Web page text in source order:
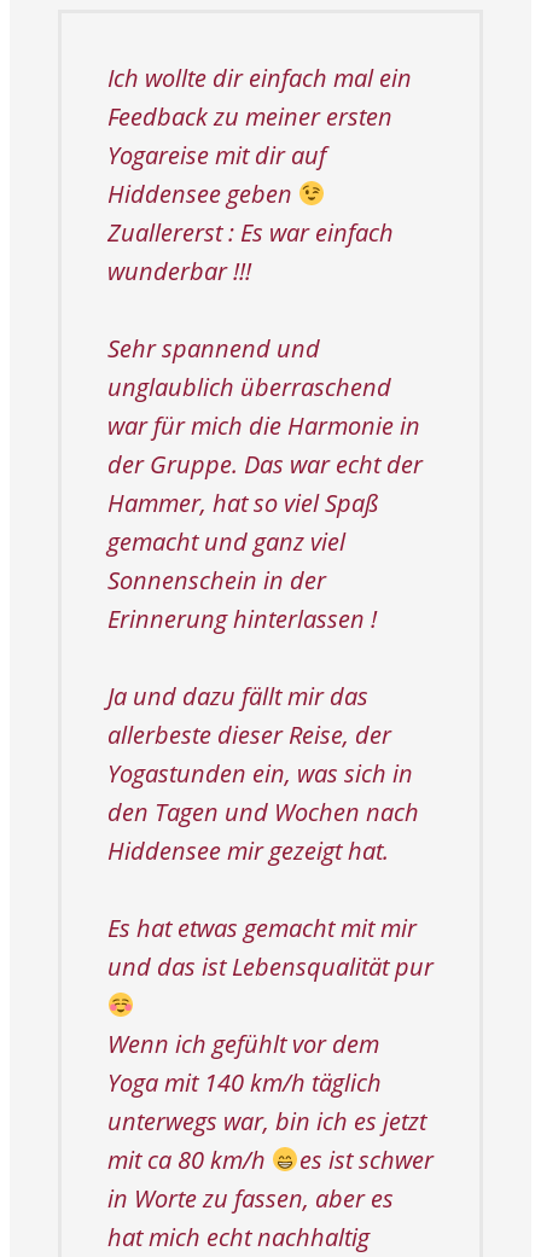
Ich wollte dir einfach mal ein
Feedback zu meiner ersten
Yogareise mit dir auf
Hiddensee geben
Zuallererst : Es war einfach
wunderbar !!!
Sehr spannend und
unglaublich überraschend
war für mich die Harmonie in
der Gruppe. Das war echt der
Hammer, hat so viel Spaß
gemacht und ganz viel
Sonnenschein in der
Erinnerung hinterlassen !
Ja und dazu fällt mir das
allerbeste dieser Reise, der
Yogastunden ein, was sich in
den Tagen und Wochen nach
Hiddensee mir gezeigt hat.
Es hat etwas gemacht mit mir
und das ist Lebensqualität pur
Wenn ich gefühlt vor dem
Yoga mit 140 km/h täglich
unterwegs war, bin ich es jetzt
mit ca 80 km/h
es ist schwer
in Worte zu fassen, aber es
hat mich echt nachhaltig